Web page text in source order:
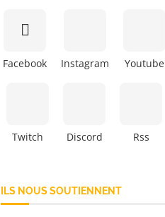
Facebook Instagram Youtube
Twitch Discord Rss
ILS NOUS SOUTIENNENT